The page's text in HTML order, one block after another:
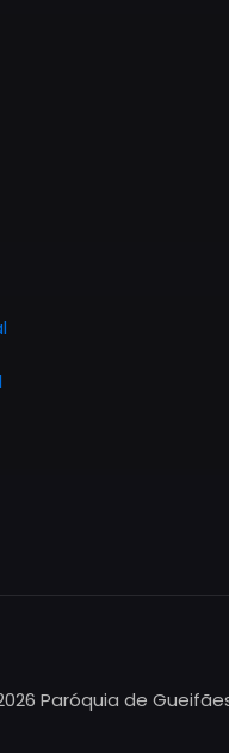
Paróquia de